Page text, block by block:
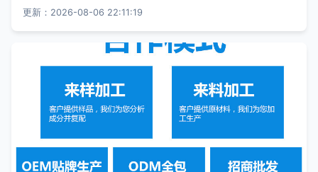
更新：2026-08-06 22:11:19